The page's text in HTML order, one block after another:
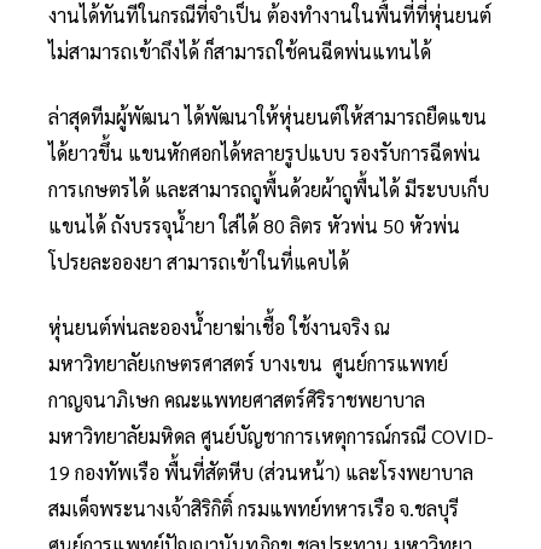
งานได้ทันทีในกรณีที่จำเป็น ต้องทำงานในพื้นที่ที่หุ่นยนต์
ไม่สามารถเข้าถึงได้ ก็สามารถใช้คนฉีดพ่นแทนได้
ล่าสุดทีมผู้พัฒนา ได้พัฒนาให้หุ่นยนต์ให้สามารถยืดแขน
ได้ยาวขึ้น แขนหักศอกได้หลายรูปแบบ รองรับการฉีดพ่น
การเกษตรได้ และสามารถถูพื้นด้วยผ้าถูพื้นได้ มีระบบเก็บ
แขนได้ ถังบรรจุน้ำยา ใส่ได้ 80 ลิตร หัวพ่น 50 หัวพ่น
โปรยละอองยา สามารถเข้าในที่แคบได้
หุ่นยนต์พ่นละอองน้ำยาฆ่าเชื้อ ใช้งานจริง ณ
มหาวิทยาลัยเกษตรศาสตร์ บางเขน ศูนย์การแพทย์
กาญจนาภิเษก คณะแพทยศาสตร์ศิริราชพยาบาล
มหาวิทยาลัยมหิดล ศูนย์บัญชาการเหตุการณ์กรณี COVID-
19 กองทัพเรือ พื้นที่สัตหีบ (ส่วนหน้า) และโรงพยาบาล
สมเด็จพระนางเจ้าสิริกิติ์ กรมแพทย์ทหารเรือ จ.ชลบุรี